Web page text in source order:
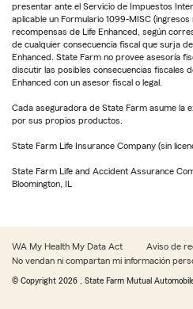
presentar ante el Servicio de Impuestos
aplicable un Formulario 1099-MISC
recompensas de Life Enhanced, según
de cualquier consecuencia fiscal que surja
Enhanced. State Farm no provee asesoría
discutir las posibles consecuencias fiscales
Enhanced con un asesor fiscal o legal.
Cada aseguradora de State Farm asume la
por sus propios productos.
State Farm Life Insurance Company (sin
State Farm Life and Accident Assurance
Bloomington, IL
WA My Health My Data Act
Aviso de
No vendan ni compartan mi información
© Copyright 2026 , State Farm Mutual